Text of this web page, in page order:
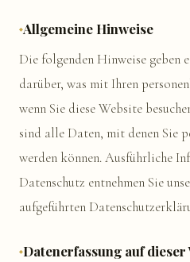
Allgemeine Hinweise
Die folgenden Hinweise geben
darüber, was mit Ihren
wenn Sie diese Website
sind alle Daten, mit denen Sie
werden können. Ausführliche
Datenschutz entnehmen Sie
aufgeführten
Datenerfassung auf dieser